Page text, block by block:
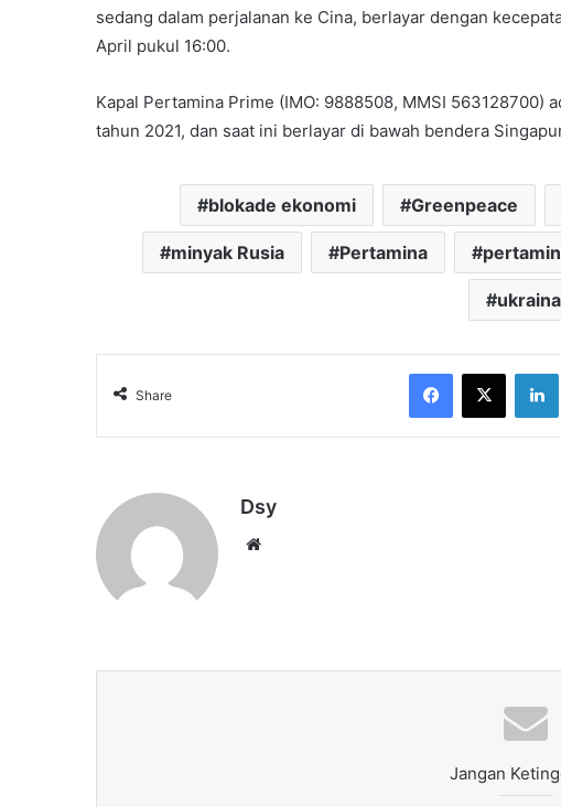
sedang dalam perjalanan ke Cina, berlayar dengan
April pukul 16:00.
Kapal Pertamina Prime (IMO: 9888508, MMSI 563128700)
tahun 2021, dan saat ini berlayar di bawah bendera
blokade ekonomi Greenpeace
minyak Rusia Pertamina
ukraina
Share
Facebook
X
Dsy
Jangan